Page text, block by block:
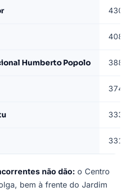
430
408
Humberto Popolo 388
374
333
331
não dão: o Centro
bem à frente do Jardim